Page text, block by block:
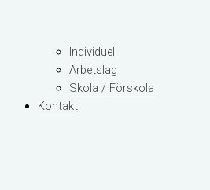
Individuell
Arbetslag
Skola / Förskola
Kontakt